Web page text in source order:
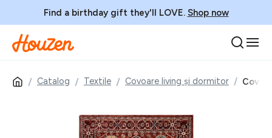
Find a birthday gift they'll LOVE. Shop now
Catalog Textile Covoare living și dormitor Covor